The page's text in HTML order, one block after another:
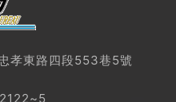
孝東路四段553巷5號